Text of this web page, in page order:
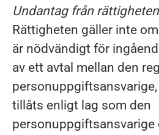
Undantag från rättigheten
Rättigheten gäller inte
är nödvändigt för
av ett avtal mellan den
personuppgiftsansvarige,
tillåts enligt lag som den
personuppgiftsansvarige